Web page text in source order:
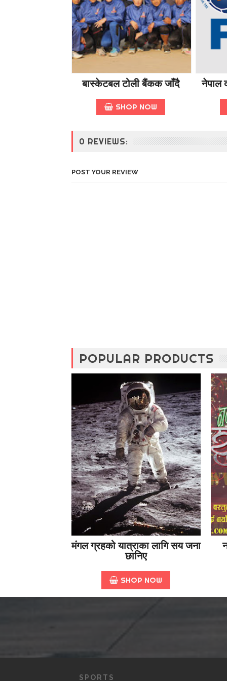
t
o
5
0
%
O
f
बास्केटबल टोली बैंकक जाँदै
SHOP NOW
नेपाल
0 REVIEWS:
POST YOUR REVIEW
POPULAR PRODUCTS
मंगल ग्रहको यात्राका लागि सय जना
छानिए
SHOP NOW
SPORTS